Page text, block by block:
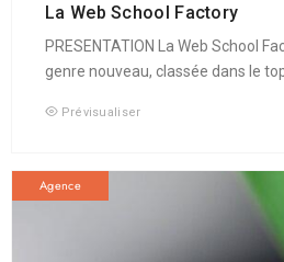
La Web School Factory
PRESENTATION La Web School
genre nouveau, classée dans le top
Prévisualiser
Agence